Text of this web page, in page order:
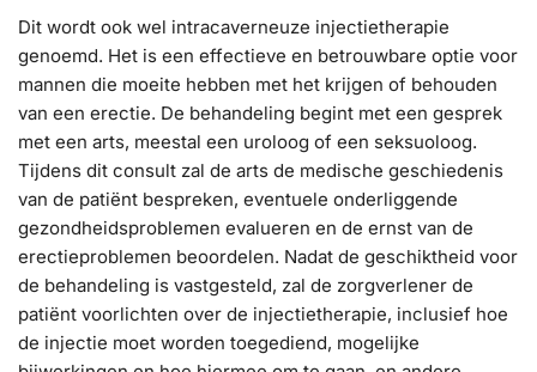
Dit wordt ook wel intracaverneuze injectietherapie
genoemd. Het is een effectieve en betrouwbare optie voor
mannen die moeite hebben met het krijgen of behouden
van een erectie. De behandeling begint met een gesprek
met een arts, meestal een uroloog of een seksuoloog.
Tijdens dit consult zal de arts de medische geschiedenis
van de patiënt bespreken, eventuele onderliggende
gezondheidsproblemen evalueren en de ernst van de
erectieproblemen beoordelen. Nadat de geschiktheid voor
de behandeling is vastgesteld, zal de zorgverlener de
patiënt voorlichten over de injectietherapie, inclusief hoe
de injectie moet worden toegediend, mogelijke